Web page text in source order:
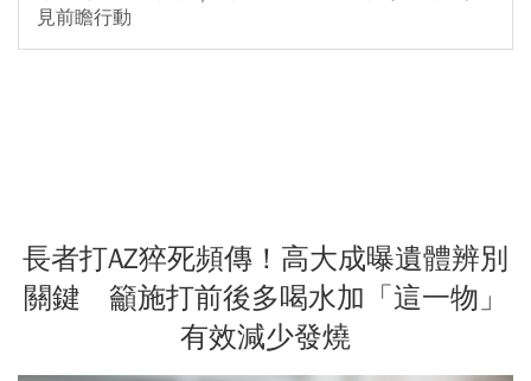
見前瞻行動
長者打AZ猝死頻傳！高大成曝遺體辨別
關鍵 籲施打前後多喝水加「這一物」
有效減少發燒